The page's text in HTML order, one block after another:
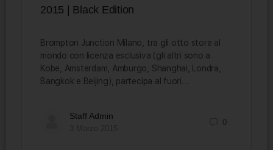
2015 | Black Edition
Brompton Junction Milano, tra gli otto store al
mondo con licenza esclusiva (gli altri sono a
Kobe, Amsterdam, Amburgo, Shanghai, Londra,
Bangkok e Beijing), partecipa al fuori…
Staff Admin
0